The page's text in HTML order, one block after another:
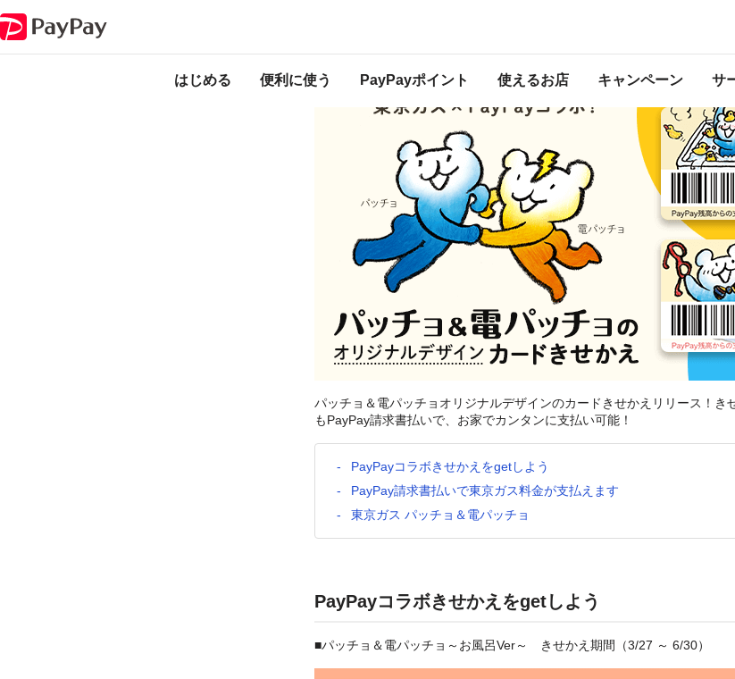
はじめる 便利に使う PayPayポイント 使えるお店 キャンペーン サ
ります。
パッチョ＆電パッチョオリジナルデザインのカードきせかえリリース！き
もPayPay請求書払いで、お家でカンタンに支払い可能！
PayPayコラボきせかえをgetしよう
PayPay請求書払いで東京ガス料金が支払えます
東京ガス パッチョ＆電パッチョ
PayPayコラボきせかえをgetしよう
■パッチョ＆電パッチョ～お風呂Ver～ きせかえ期間（3/27 ～ 6/30）